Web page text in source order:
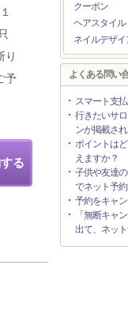
り
予
る
クーポン
ヘアスタイル
ネイルデザイ
よくある問い
スマート支
行きたいサ
ンが掲載さ
ポイントは
えますか？
子供や友達
でネット予
予約をキャ
「無断キャ
出て、ネッ